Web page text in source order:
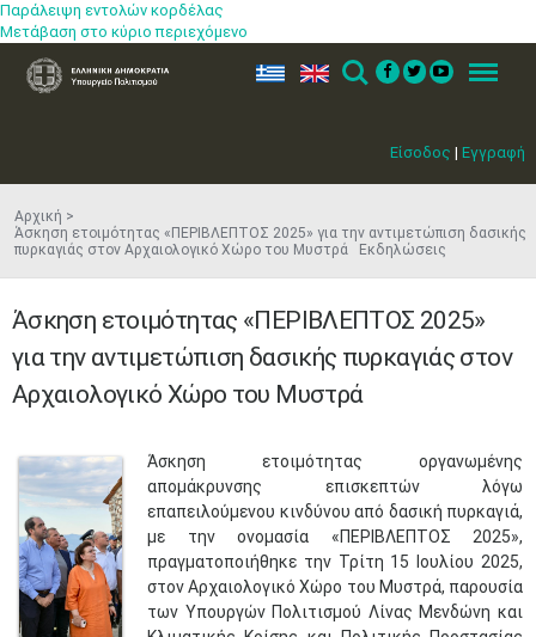
Παράλειψη εντολών κορδέλας
Μετάβαση στο κύριο περιεχόμενο
Είσοδος | Εγγραφή
ελ en Search Menu
Αρχική
Άσκηση ετοιμότητας «ΠΕΡΙΒΛΕΠΤΟΣ 2025» για την αντιμετώπιση δασικής
πυρκαγιάς στον Αρχαιολογικό Χώρο του Μυστρά Εκδηλώσεις
Άσκηση ετοιμότητας «ΠΕΡΙΒΛΕΠΤΟΣ 2025»
για την αντιμετώπιση δασικής πυρκαγιάς στον
Αρχαιολογικό Χώρο του Μυστρά
​Άσκηση ετοιμότητας οργανωμένης
απομάκρυνσης επισκεπτών λόγω
επαπειλούμενου κινδύνου από δασική πυρκαγιά,
με την ονομασία «ΠΕΡΙΒΛΕΠΤΟΣ 2025»,
πραγματοποιήθηκε την Τρίτη 15 Ιουλίου 2025,
στον Αρχαιολογικό Χώρο του Μυστρά, παρουσία
των Υπουργών Πολιτισμού Λίνας Μενδώνη και